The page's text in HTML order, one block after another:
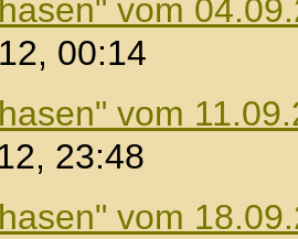
vom
00:14
vom
23:48
vom